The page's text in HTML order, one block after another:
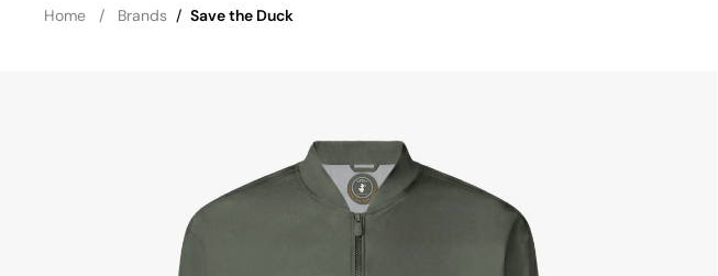
Home Brands / Save the Duck